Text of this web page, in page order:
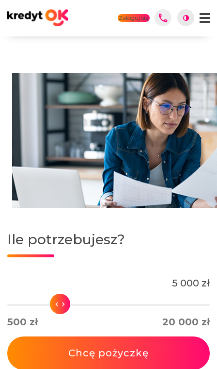
Zaloguj się
Ile potrzebujesz?
5 000 zł
500 zł 20 000 zł
Chcę pożyczkę